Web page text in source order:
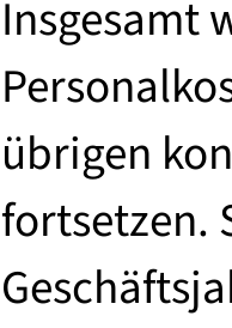
Insgesamt
übrigen
fortsetzen.